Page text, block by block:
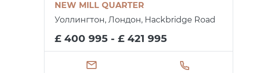
NEW MILL QUARTER
Уоллингтон, Лондон, Hackbridge Road
£ 400 995 - £ 421 995